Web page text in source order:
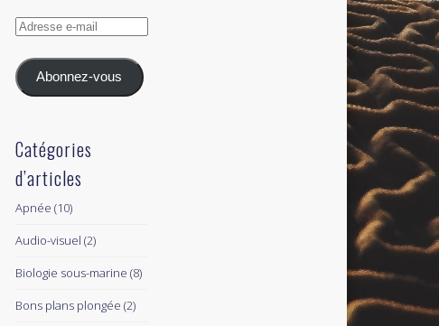
Adresse
mail
Abonnez-vous
Catégories
d’articles
Apnée (10)
Audio-visuel (2)
Biologie sous-marine (8)
Bons plans plongée (2)